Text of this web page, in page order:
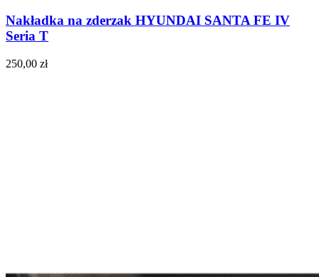
Nakładka na zderzak HYUNDAI SANTA FE IV
Seria T
250,00 zł